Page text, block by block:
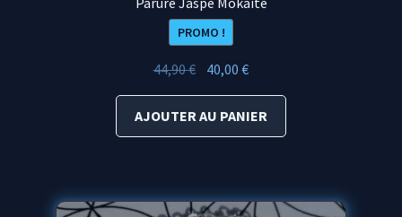
PROMO !
44,90€ Le
initial
était :
40,00€Le
actuel
est :
AJOUTER AU PANIER